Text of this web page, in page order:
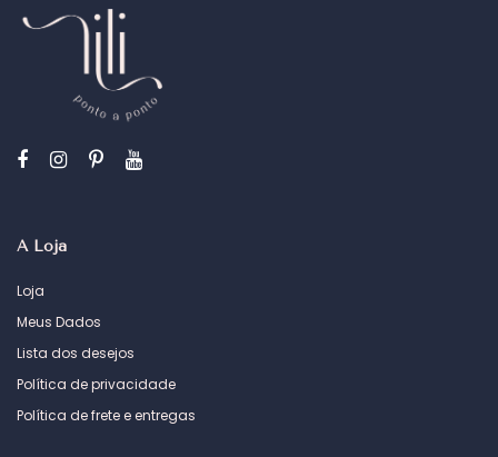
A Loja
Loja
Meus Dados
Lista dos desejos
Política de privacidade
Política de frete e entregas